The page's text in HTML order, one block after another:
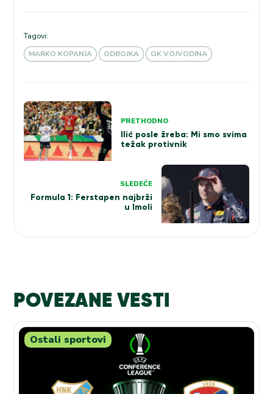
Tagovi:
MARKO KOPANJA
ODBOJKA OK VOJVODINA
Kretanje
članka
PRETHODNO
Ilić posle žreba: Mi smo svima
težak protivnik
SLEDEĆE
Formula 1: Ferstapen najbrži
u Imoli
POVEZANE VESTI
Ostali sportovi